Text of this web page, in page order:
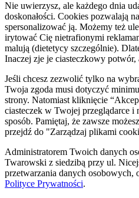
Nie uwierzysz, ale każdego dnia
doskonałości. Cookies pozwalają
spersonalizować ją. Możemy też
irytować Cię nietrafionymi
malują (dietetycy szczególnie).
Inaczej zje je ciasteczkowy
Jeśli chcesz zezwolić tylko na
Twoja zgoda musi dotyczyć
strony. Natomiast kliknięcie
ciasteczek w Twojej przeglądarce i
sposób. Pamiętaj, że zawsze
przejdź do "Zarządzaj plikami
Administratorem Twoich danych
Twarowski z siedzibą przy ul.
przetwarzania danych osobowych,
Polityce Prywatności.